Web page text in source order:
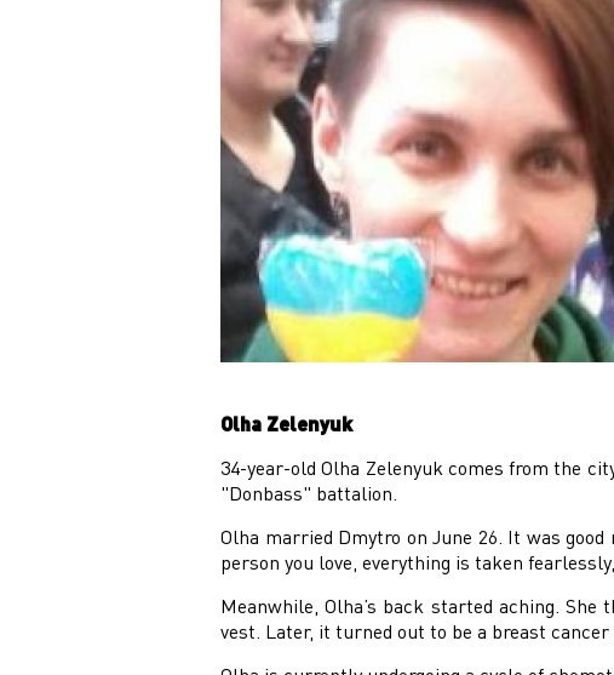
Olha Zelenyuk
34-year-old Olha Zelenyuk comes from the
"Donbass" battalion.
Olha married Dmytro on June 26. It was
person you love, everything is taken
Meanwhile, Olha’s back started aching.
vest. Later, it turned out to be a breast